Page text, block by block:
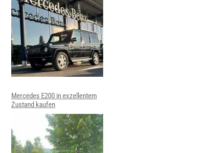
Mercedes E200 in exzellentem
Zustand kaufen